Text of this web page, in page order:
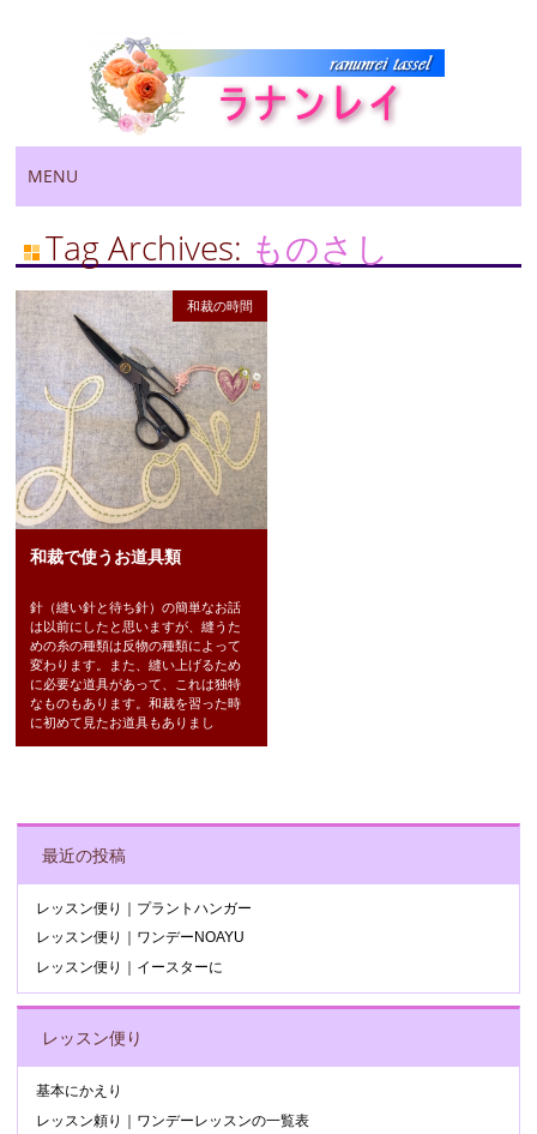
Main menu
to
MENU
Tag Archives: ものさし
和裁の時間
和裁で使うお道具類
針（縫い針と待ち針）の簡単なお話
は以前にしたと思いますが、縫うた
めの糸の種類は反物の種類によって
変わります。また、縫い上げるため
に必要な道具があって、これは独特
なものもあります。和裁を習った時
に初めて見たお道具もありまし
最近の投稿
レッスン便り｜プラントハンガー
レッスン便り｜ワンデーNOAYU
レッスン便り｜イースターに
レッスン便り
基本にかえり
レッスン頼り｜ワンデーレッスンの一覧表